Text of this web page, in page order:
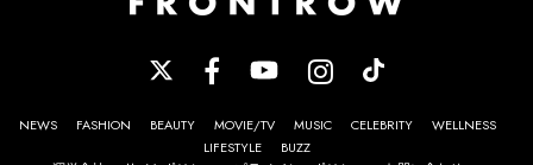
NEWS FASHION BEAUTY MOVIE/TV MUSIC CELEBRITY
WELLNESS
LIFESTYLE
BUZZ